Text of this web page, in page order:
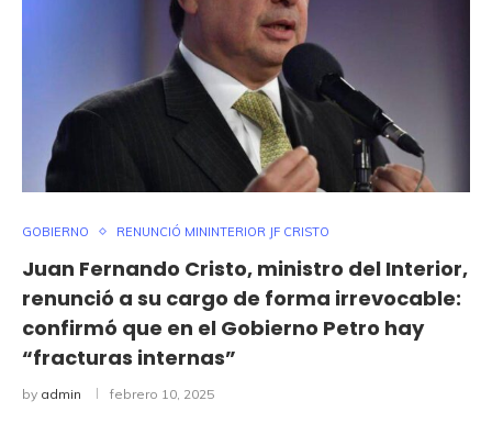
GOBIERNO RENUNCIÓ MININTERIOR JF CRISTO
Juan Fernando Cristo, ministro del Interior,
renunció a su cargo de forma irrevocable:
confirmó que en el Gobierno Petro hay
“fracturas internas”
by admin febrero 10, 2025